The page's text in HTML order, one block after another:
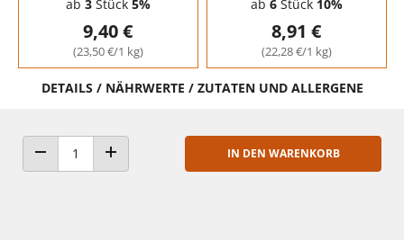
ab 3Stück 5%
9,40 €
(23,50 €/1 kg)
ab 6Stück 10%
8,91 €
(22,28 €/1 kg)
DETAILS / NÄHRWERTE / ZUTATEN UND ALLERGENE
ANZAHL VERRINGERNANZAHL ERHÖHEN
IN DEN WARENKORB